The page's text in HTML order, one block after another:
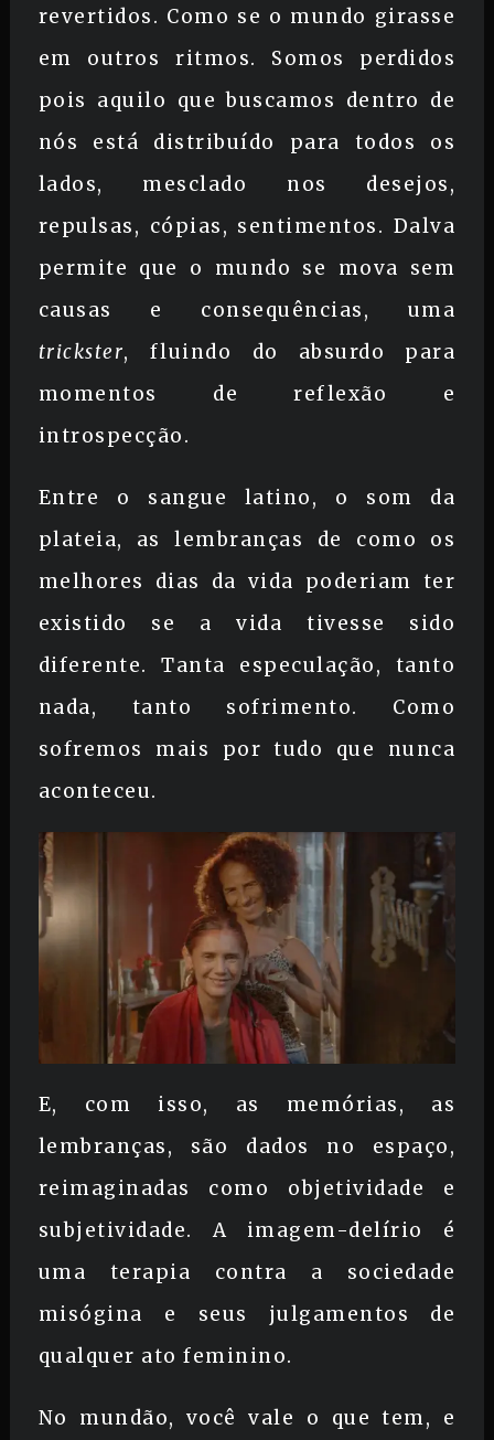
revertidos. Como se o mundo girasse
em outros ritmos. Somos perdidos
pois aquilo que buscamos dentro de
nós está distribuído para todos os
lados, mesclado nos desejos,
repulsas, cópias, sentimentos. Dalva
permite que o mundo se mova sem
causas e consequências, uma
trickster, fluindo do absurdo para
momentos de reflexão e
introspecção.
Entre o sangue latino, o som da
plateia, as lembranças de como os
melhores dias da vida poderiam ter
existido se a vida tivesse sido
diferente. Tanta especulação, tanto
nada, tanto sofrimento. Como
sofremos mais por tudo que nunca
aconteceu.
E, com isso, as memórias, as
lembranças, são dados no espaço,
reimaginadas como objetividade e
subjetividade. A imagem-delírio é
uma terapia contra a sociedade
misógina e seus julgamentos de
qualquer ato feminino.
No mundão, você vale o que tem, e